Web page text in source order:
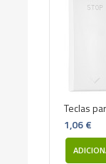
Teclas
1,06 €